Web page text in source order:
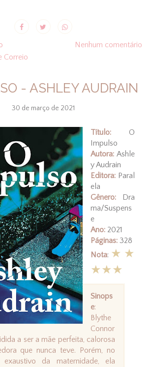
Nenhum comentário
Correio
- ASHLEY AUDRAIN
30 de março de 2021
Título:O
Impulso
Autora:Ashle
y Audrain
Editora:Paral
ela
Gênero:Dra
ma/Suspens
e
Ano:2021
Páginas:328
Nota: ★★
★★★
Sinops
e:
Blythe
Connor
a ser a mãe perfeita, calorosa
que nunca teve. Porém, no
exaustivo da maternidade, ela